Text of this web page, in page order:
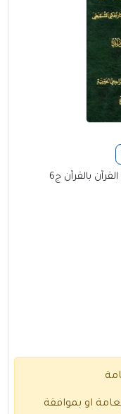
بالقرآن ج6
او بموافقة